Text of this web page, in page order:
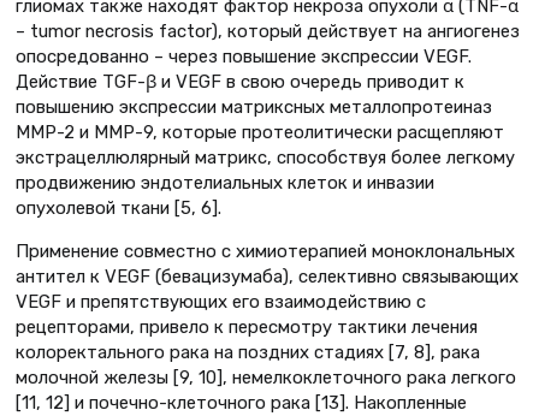
глиомах также находят фактор некроза опухоли α (TNF-α
– tumor necrosis factor), который действует на ангиогенез
опосредованно – через повышение экспрессии VEGF.
Действие TGF-β и VEGF в свою очередь приводит к
повышению экспрессии матриксных металлопротеиназ
ММР-2 и ММР-9, которые протеолитически расщепляют
экстрацеллюлярный матрикс, способствуя более легкому
продвижению эндотелиальных клеток и инвазии
опухолевой ткани [5, 6].
Применение совместно с химиотерапией моноклональных
антител к VEGF (бевацизумаба), селективно связывающих
VEGF и препятствующих его взаимодействию с
рецепторами, привело к пересмотру тактики лечения
колоректального рака на поздних стадиях [7, 8], рака
молочной железы [9, 10], немелкоклеточного рака легкого
[11, 12] и почечно-клеточного рака [13]. Накопленные